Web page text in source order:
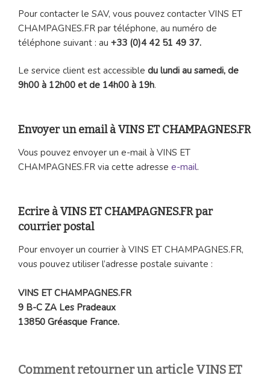
Pour contacter le SAV, vous pouvez contacter VINS ET
CHAMPAGNES.FR par téléphone, au numéro de
téléphone suivant : au +33 (0)4 42 51 49 37.
Le service client est accessible du lundi au samedi, de
9h00 à 12h00 et de 14h00 à 19h.
Envoyer un email à VINS ET CHAMPAGNES.FR
Vous pouvez envoyer un e-mail à VINS ET
CHAMPAGNES.FR via cette adresse e-mail.
Ecrire à VINS ET CHAMPAGNES.FR par
courrier postal
Pour envoyer un courrier à VINS ET CHAMPAGNES.FR,
vous pouvez utiliser l’adresse postale suivante :
VINS ET CHAMPAGNES.FR
9 B-C ZA Les Pradeaux
13850 Gréasque France.
Comment retourner un article VINS ET